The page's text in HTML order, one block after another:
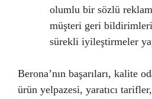
olumlu bir sözlü
müşteri geri
sürekli iyileştirmeler
Berona’nın başarıları, kalite
ürün yelpazesi, yaratıcı